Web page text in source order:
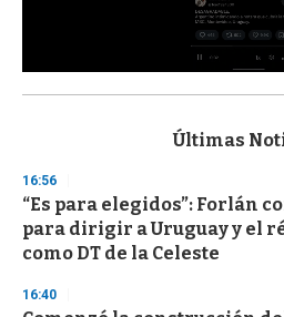
s
d
s
o
f
3
s
e
Últimas
16:56
“Es para elegidos”: Forlán
para dirigir a Uruguay y el
como DT de la Celeste
16:40